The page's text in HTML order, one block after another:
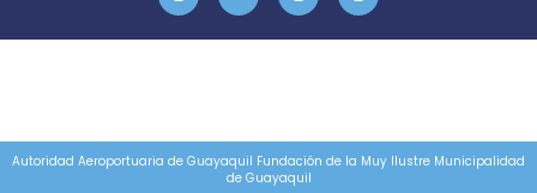
Autoridad Aeroportuaria de Guayaquil Fundación de la Muy Ilustre Municipalidad
de Guayaquil